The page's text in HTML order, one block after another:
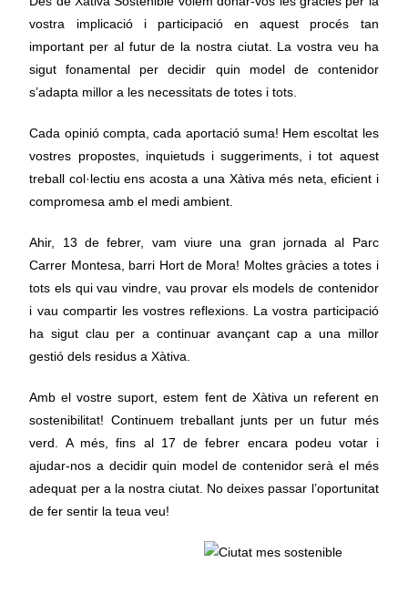
vostra implicació i participació en aquest procés tan
important per al futur de la nostra ciutat. La vostra veu ha
sigut fonamental per decidir quin model de contenidor
s’adapta millor a les necessitats de totes i tots.
Cada opinió compta, cada aportació suma! Hem escoltat les
vostres propostes, inquietuds i suggeriments, i tot aquest
treball col·lectiu ens acosta a una Xàtiva més neta, eficient i
compromesa amb el medi ambient.
Ahir, 13 de febrer, vam viure una gran jornada al Parc
Carrer Montesa, barri Hort de Mora! Moltes gràcies a totes i
tots els qui vau vindre, vau provar els models de contenidor
i vau compartir les vostres reflexions. La vostra participació
ha sigut clau per a continuar avançant cap a una millor
gestió dels residus a Xàtiva.
Amb el vostre suport, estem fent de Xàtiva un referent en
sostenibilitat! Continuem treballant junts per un futur més
verd. A més, fins al 17 de febrer encara podeu votar i
ajudar-nos a decidir quin model de contenidor serà el més
adequat per a la nostra ciutat. No deixes passar l’oportunitat
de fer sentir la teua veu!